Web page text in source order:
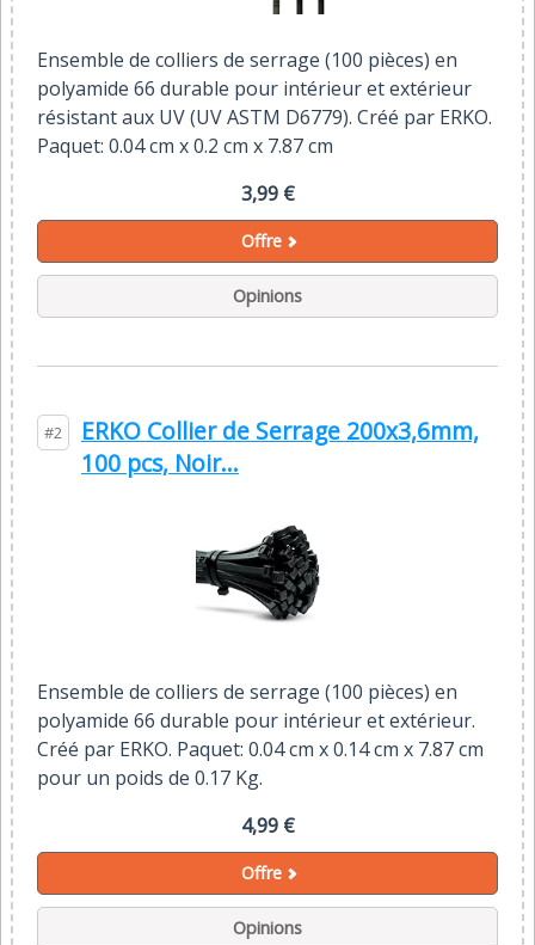
Ensemble de colliers de serrage (100 pièces) en
polyamide 66 durable pour intérieur et extérieur
résistant aux UV (UV ASTM D6779). Créé par ERKO.
Paquet: 0.04 cm x 0.2 cm x 7.87 cm
3,99 €
Offre
Opinions
#2
ERKO Collier de Serrage 200x3,6mm,
100 pcs, Noir...
Ensemble de colliers de serrage (100 pièces) en
polyamide 66 durable pour intérieur et extérieur.
Créé par ERKO. Paquet: 0.04 cm x 0.14 cm x 7.87 cm
pour un poids de 0.17 Kg.
4,99 €
Offre
Opinions